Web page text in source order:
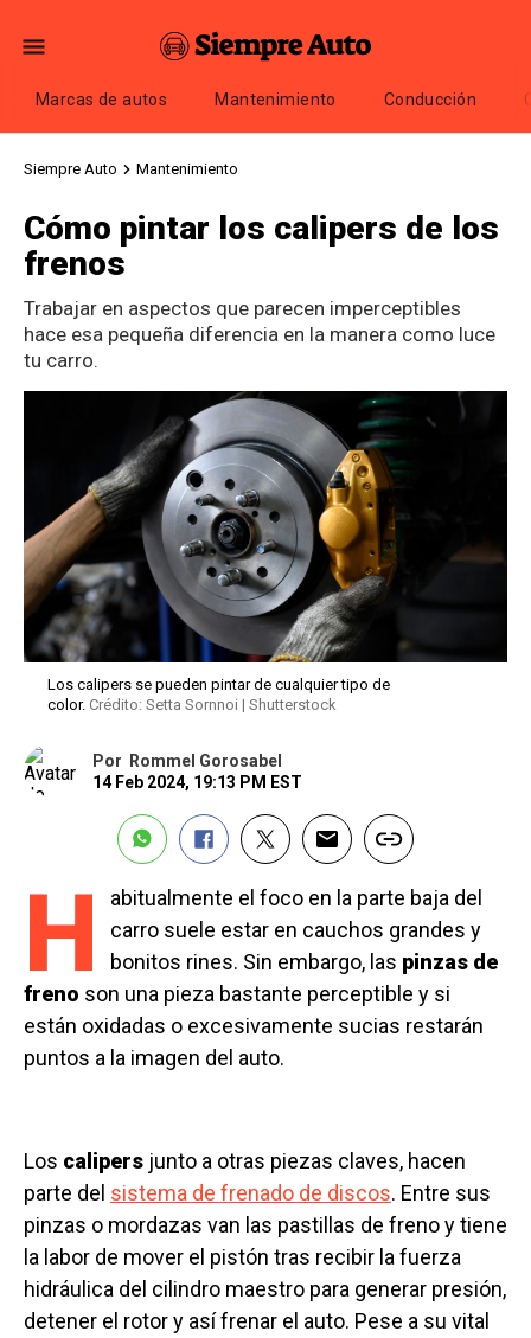
Marcas de autos Mantenimiento Conducción
Siempre Auto Mantenimiento
Cómo pintar los calipers de los
frenos
Trabajar en aspectos que parecen imperceptibles
hace esa pequeña diferencia en la manera como luce
tu carro.
Los calipers se pueden pintar de cualquier tipo de
color. Crédito: Setta Sornnoi | Shutterstock
Por
Rommel Gorosabel
14 Feb 2024, 19:13 PM EST
H
abitualmente el foco en la parte baja del
carro suele estar en cauchos grandes y
bonitos rines. Sin embargo, las pinzas de
freno son una pieza bastante perceptible y si
están oxidadas o excesivamente sucias restarán
puntos a la imagen del auto.
Los calipers junto a otras piezas claves, hacen
parte del sistema de frenado de discos. Entre sus
pinzas o mordazas van las pastillas de freno y tiene
la labor de mover el pistón tras recibir la fuerza
hidráulica del cilindro maestro para generar presión,
detener el rotor y así frenar el auto. Pese a su vital